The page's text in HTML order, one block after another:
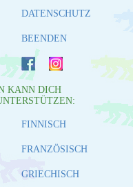
DATENSCHUTZ
BEENDEN
KANN DICH
FINNISCH
FRANZÖSISCH
GRIECHISCH